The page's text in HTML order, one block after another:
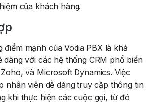
của khách hàng.
mạnh của Vodia PBX là khả
dàng với các hệ thống CRM phổ biến
và Microsoft Dynamics. Việc
nhân viên dễ dàng truy cập thông tin
khi thực hiện các cuộc gọi, từ đó